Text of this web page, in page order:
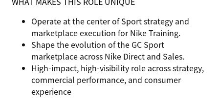
Operate at the center ofSport strategy and
marketplace execution for Nike Training.
Shape the evolution of the GC Sport
marketplace across Nike Direct and Sales.
High-impact, high-visibility role acrossstrategy,
commercial performance, and consumer
experience